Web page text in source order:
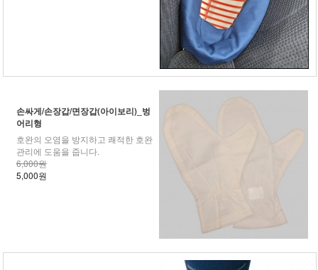
손싸게/손장갑/면장갑(아이보리)_벙
어리형
호완의 오염을 방지하고 쾌적한 호완
관리에 도움을 줍니다.
6,000원
5,000원